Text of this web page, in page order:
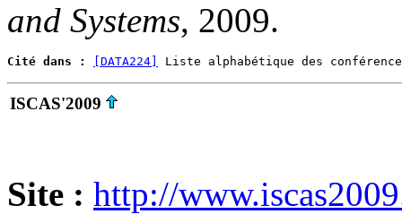
and Systems, 2009.
Cité dans : [DATA224]
ISCAS'2009
Site : http://